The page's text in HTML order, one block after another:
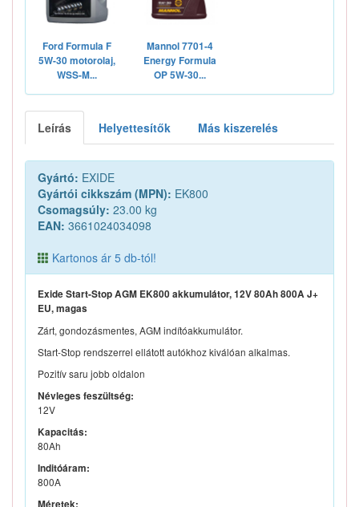
Ford Formula F
5W-30 motorolaj,
WSS-M...
Mannol 7701-4
Energy Formula
OP 5W-30...
Leírás Helyettesítők Más kiszerelés
Gyártó: EXIDE
Gyártói cikkszám (MPN): EK800
Csomagsúly: 23.00 kg
EAN: 3661024034098
Kartonos ár 5 db-tól!
Exide Start-Stop AGM EK800 akkumulátor, 12V 80Ah 800A J+
EU, magas
Zárt, gondozásmentes, AGM indítóakkumulátor.
Start-Stop rendszerrel ellátott autókhoz kiválóan alkalmas.
Pozitív saru jobb oldalon
Névleges feszültség:
12V
Kapacitás:
80Ah
Inditóáram:
800A